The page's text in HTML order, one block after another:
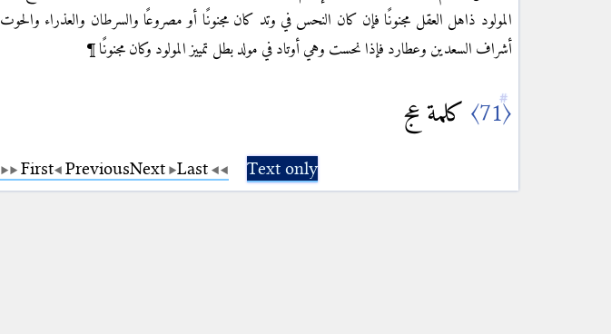
المولود ذاهل العقل مجنونًا فإن كان النحس في وتد كان مجنونًا أو مصروعًا والسرطان والعذراء والحوت
أشراف السعدين وعطارد فإذا نحست وهي أوتاد في مولد بطل تمييز المولود وكان مجنونًا ¶
〈71〉 كلمة عج
First PreviousNext Last Text only